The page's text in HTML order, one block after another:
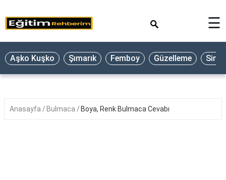
☰
Aşko Kuşko Şımarık Femboy Güzelleme
Anasayfa Bulmaca Boya, Renk Bulmaca Cevabı